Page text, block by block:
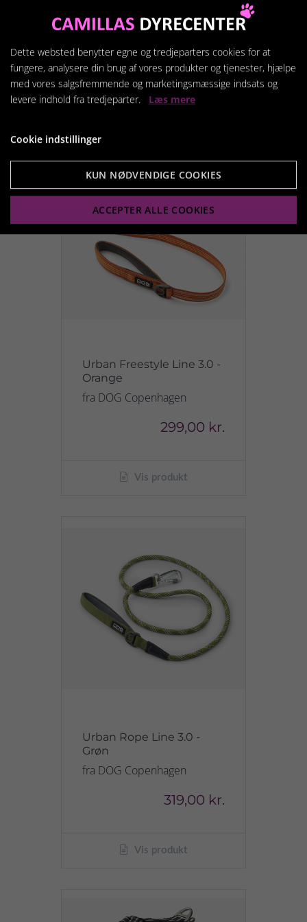
Urban Freestyle Line 3.0 -
Orange
fra DOG Copenhagen
299,00 kr.
Vis produkt
Urban Rope Line 3.0 -
Grøn
fra DOG Copenhagen
319,00 kr.
Vis produkt
Dette websted benytter egne og tredjeparters cookies for at
fungere, analysere din brug af vores produkter og tjenester, hjælpe
med vores salgsfremmende og marketingsmæssige indsats og
levere indhold fra tredjeparter. Læs mere
Cookie indstillinger
KUN NØDVENDIGE COOKIES
ACCEPTER ALLE COOKIES